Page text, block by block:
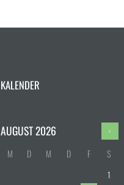
KALENDER
AUGUST2026
M D M D F S
1